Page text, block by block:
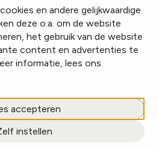
en andere gelijkwaardige
deze o.a. om de website
het gebruik van de website
content en advertenties te
informatie, lees ons
accepteren
instellen